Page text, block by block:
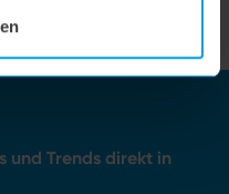
und Trends direkt in